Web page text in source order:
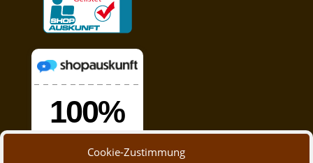
Cookie-Zustimmung